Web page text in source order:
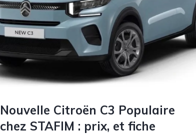
Nouvelle Citroën C3 Populaire
chez STAFIM : prix, et fiche